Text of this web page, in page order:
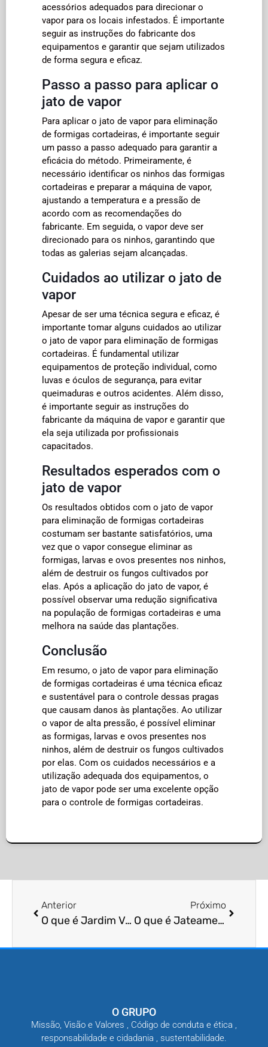
acessórios adequados para direcionar o
vapor para os locais infestados. É importante
seguir as instruções do fabricante dos
equipamentos e garantir que sejam utilizados
de forma segura e eficaz.
Passo a passo para aplicar o
jato de vapor
Para aplicar o jato de vapor para eliminação
de formigas cortadeiras, é importante seguir
um passo a passo adequado para garantir a
eficácia do método. Primeiramente, é
necessário identificar os ninhos das formigas
cortadeiras e preparar a máquina de vapor,
ajustando a temperatura e a pressão de
acordo com as recomendações do
fabricante. Em seguida, o vapor deve ser
direcionado para os ninhos, garantindo que
todas as galerias sejam alcançadas.
Cuidados ao utilizar o jato de
vapor
Apesar de ser uma técnica segura e eficaz, é
importante tomar alguns cuidados ao utilizar
o jato de vapor para eliminação de formigas
cortadeiras. É fundamental utilizar
equipamentos de proteção individual, como
luvas e óculos de segurança, para evitar
queimaduras e outros acidentes. Além disso,
é importante seguir as instruções do
fabricante da máquina de vapor e garantir que
ela seja utilizada por profissionais
capacitados.
Resultados esperados com o
jato de vapor
Os resultados obtidos com o jato de vapor
para eliminação de formigas cortadeiras
costumam ser bastante satisfatórios, uma
vez que o vapor consegue eliminar as
formigas, larvas e ovos presentes nos ninhos,
além de destruir os fungos cultivados por
elas. Após a aplicação do jato de vapor, é
possível observar uma redução significativa
na população de formigas cortadeiras e uma
melhora na saúde das plantações.
Conclusão
Em resumo, o jato de vapor para eliminação
de formigas cortadeiras é uma técnica eficaz
e sustentável para o controle dessas pragas
que causam danos às plantações. Ao utilizar
o vapor de alta pressão, é possível eliminar
as formigas, larvas e ovos presentes nos
ninhos, além de destruir os fungos cultivados
por elas. Com os cuidados necessários e a
utilização adequada dos equipamentos, o
jato de vapor pode ser uma excelente opção
para o controle de formigas cortadeiras.
Anterior
O que é Jardim Vertical como Proteção contra Pragas em Edifícios Residenciais?
Próximo
O que é Jateamento de Veneno para Controle de Pragas em Armazéns?
O GRUPO
Missão, Visão e Valores , Código de conduta e ética ,
responsabilidade e cidadania , sustentabilidade.